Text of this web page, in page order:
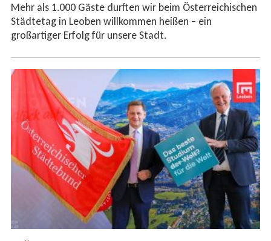
Mehr als 1.000 Gäste durften wir beim Österreichischen
Städtetag in Leoben willkommen heißen – ein
großartiger Erfolg für unsere Stadt.